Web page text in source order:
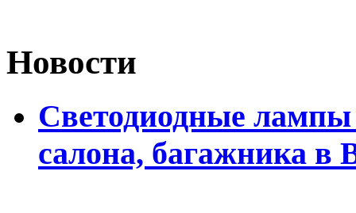
Новости
Светодиодные лампы
салона, багажника в